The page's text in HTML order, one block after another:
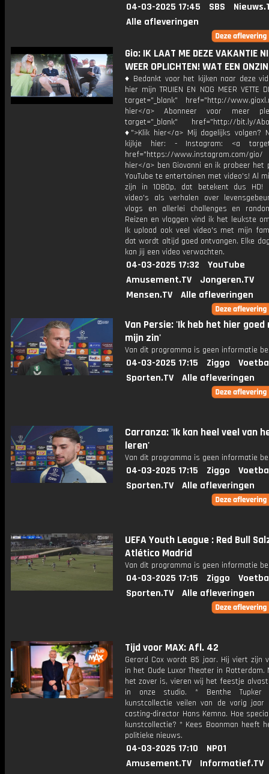
04-03-2025 17:45 SBS
Alle afleveringen
Gio: IK LAAT ME DEZE VAKANTIE
WEER OPLICHTEN! WAT EEN
♦ Bedankt voor het kijken naar deze
hier mijn TRUIEN EN NOG MEER VETTE
target="_blank" href="http://
hier</a> Abonneer voor meer
target="_blank" href="http://bit.ly/
♦">Klik hier</a> Mij dagelijks volgen?
kijkje hier: - Instagram: <a
href="https://www.instagram.com/
hier</a> ben Giovanni en ik probeer het
YouTube te entertainen met video's! Al
zijn in 1080p, dat betekent dus HD!
video's als verhalen over
vlogs en allerlei challenges en
Reizen en vloggen vind ik het leukste
Ik upload ook veel video's met mijn
dat wordt altijd goed ontvangen. Elke
kan jij een video verwachten.
04-03-2025 17:32
YouTube
Amusement.TV
Jongeren.TV
Mensen.TV
Alle afleveringen
Van Persie: 'Ik heb het hier goed
mijn zin'
Van dit programma is geen informatie
04-03-2025 17:15 Ziggo
Sporten.TV
Alle afleveringen
Carranza: 'Ik kan heel veel van
leren'
Van dit programma is geen informatie
04-03-2025 17:15 Ziggo
Sporten.TV
Alle afleveringen
UEFA Youth League : Red Bull
Atlético Madrid
Van dit programma is geen informatie
04-03-2025 17:15 Ziggo
Sporten.TV
Alle afleveringen
Tijd voor MAX: Afl. 42
Gerard Cox wordt 85 jaar. Hij viert zijn
in het Oude Luxor Theater in Rotterdam.
het zover is, vieren wij het feestje
in onze studio. * Benthe Tupker
kunstcollectie veilen van de vorig jaar
casting-director Hans Kemna. Hoe
kunstcollectie? * Kees Boonman heeft
politieke nieuws.
04-03-2025 17:10
NPO1
Amusement.TV
Informatief.TV